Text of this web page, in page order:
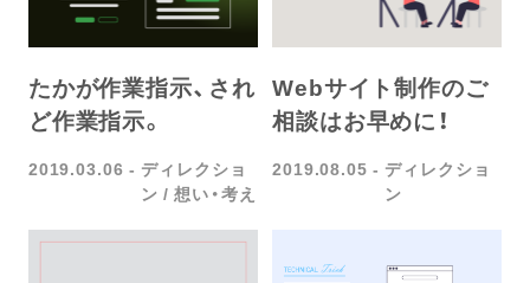
たかが作業指示、され
ど作業指示。
2019.03.06
ディレクショ
ン
想い・考え
Webサイト制作のご
相談はお早めに！
2019.08.05
ディレクショ
ン